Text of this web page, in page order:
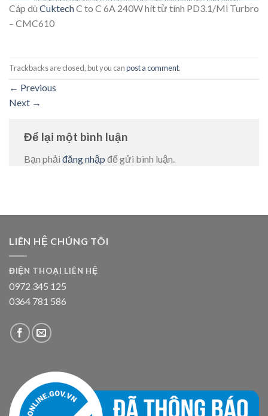
Cáp dù CuktechC to C 6A 240W hít từ tính PD3.1/Mi Turbro
– CMC610
Trackbacks are closed, but you canpost a comment.
← Previous
Next →
Để lại một bình luận
Bạn phải đăng nhập để gửi bình luận.
LIÊN HỆ CHÚNG TÔI
ĐIỆN THOẠI LIÊN HỆ
0972 345 125
0364 781 586